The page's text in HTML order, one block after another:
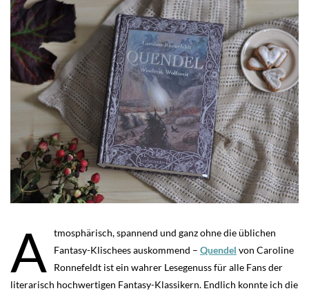
A
tmosphärisch, spannend und ganz ohne die üblichen
Fantasy-Klischees auskommend – Quendel von Caroline
Ronnefeldt ist ein wahrer Lesegenuss für alle Fans der
literarisch hochwertigen Fantasy-Klassikern. Endlich konnte ich die